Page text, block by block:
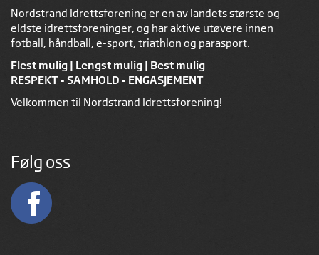
Nordstrand Idrettsforening er en av landets største og
eldste idrettsforeninger, og har aktive utøvere innen
fotball, håndball, e-sport, triathlon og parasport.
Flest mulig | Lengst mulig | Best mulig
RESPEKT - SAMHOLD - ENGASJEMENT
Velkommen til Nordstrand Idrettsforening!
Følg oss